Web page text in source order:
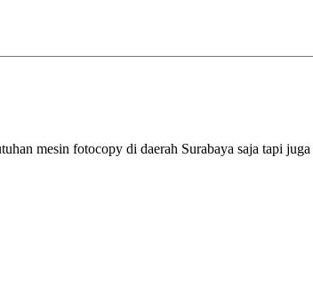
mesin fotocopy di daerah Surabaya saja tapi